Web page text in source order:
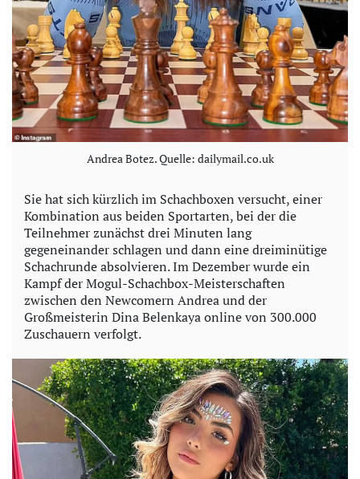
Andrea Botez. Quelle: dailymail.co.uk
Sie hat sich kürzlich im Schachboxen versucht, einer
Kombination aus beiden Sportarten, bei der die
Teilnehmer zunächst drei Minuten lang
gegeneinander schlagen und dann eine dreiminütige
Schachrunde absolvieren. Im Dezember wurde ein
Kampf der Mogul-Schachbox-Meisterschaften
zwischen den Newcomern Andrea und der
Großmeisterin Dina Belenkaya online von 300.000
Zuschauern verfolgt.